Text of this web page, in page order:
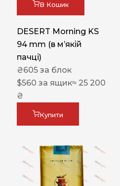
В Кошик
DESERT Morning KS
94 mm (в мʼякій
пачці)
₴605 за блок
$560 за ящик≈ 25 200
₴
Купити